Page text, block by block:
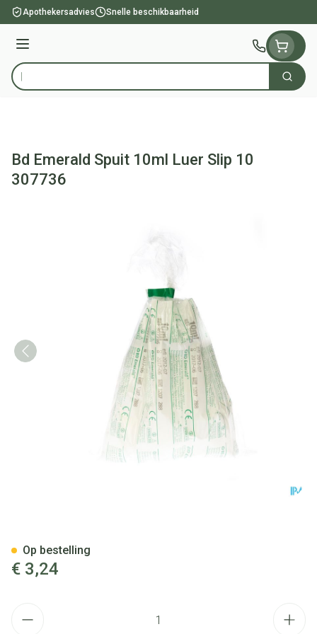
Ga naar de inhoud
Apothekersadvies Snelle beschikbaarheid
Menu
Product, merk, categorie... Zoek
Bd Emerald Spuit 10ml Luer Slip 10
307736
€ 3,24
Op bestelling